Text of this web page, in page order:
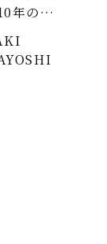
年のデ